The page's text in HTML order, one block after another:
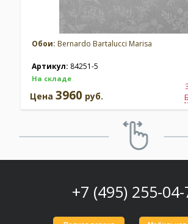
Обои: Bernardo Bartalucci Marisa
Артикул: 84251-5
На складе
Цена 3960 руб.
+7 (495) 255-